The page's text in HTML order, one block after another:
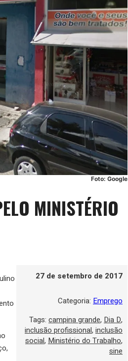
Foto: Google
MINISTÉRIO
27 de setembro de 2017
Categoria: Emprego
Tags: campina grande, Dia D,
inclusão profissional, inclusão
social, Ministério do Trabalho,
sine